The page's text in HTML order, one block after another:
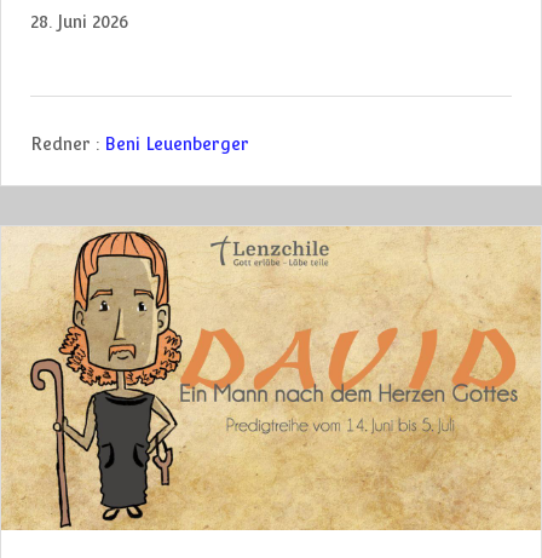
28. Juni 2026
Redner : Beni Leuenberger